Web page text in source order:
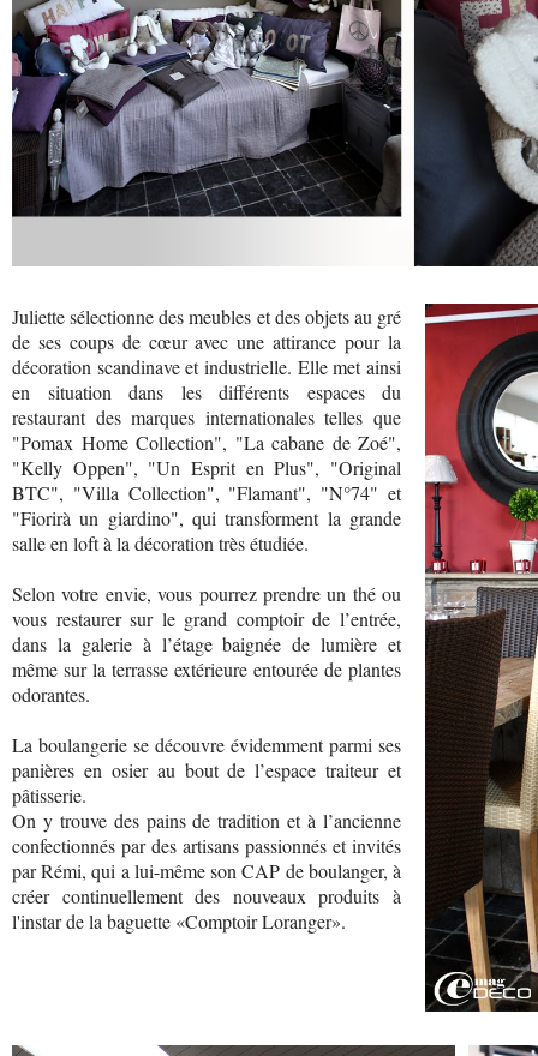
Juliette sélectionne des meubles et des objets au gré
de ses coups de cœur avec une attirance pour la
décoration scandinave et industrielle. Elle met ainsi
en situation dans les différents espaces du
restaurant des marques internationales telles que
"Pomax Home Collection", "La cabane de Zoé",
"Kelly Oppen", "Un Esprit en Plus", "Original
BTC", "Villa Collection", "Flamant", "N°74" et
"Fiorirà un giardino", qui transforment la grande
salle en loft à la décoration très étudiée.
Selon votre envie, vous pourrez prendre un thé ou
vous restaurer sur le grand comptoir de l’entrée,
dans la galerie à l’étage baignée de lumière et
même sur la terrasse extérieure entourée de plantes
odorantes.
La boulangerie se découvre évidemment parmi ses
panières en osier au bout de l’espace traiteur et
pâtisserie.
On y trouve des pains de tradition et à l’ancienne
confectionnés par des artisans passionnés et invités
par Rémi, qui a lui-même son CAP de boulanger, à
créer continuellement des nouveaux produits à
l'instar de la baguette «Comptoir Loranger».